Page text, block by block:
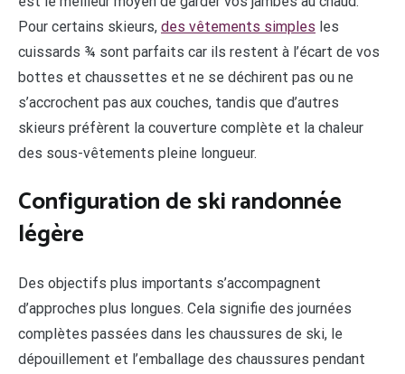
Pour certains skieurs, des vêtements simples les
cuissards ¾ sont parfaits car ils restent à l’écart de vos
bottes et chaussettes et ne se déchirent pas ou ne
s’accrochent pas aux couches, tandis que d’autres
skieurs préfèrent la couverture complète et la chaleur
des sous-vêtements pleine longueur.
Configuration de ski randonnée
légère
Des objectifs plus importants s’accompagnent
d’approches plus longues. Cela signifie des journées
complètes passées dans les chaussures de ski, le
dépouillement et l’emballage des chaussures pendant